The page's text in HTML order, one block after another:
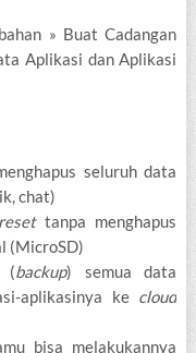
» Buat Cadangan
Aplikasi dan Aplikasi
seluruh data
chat)
tanpa menghapus
(MicroSD)
(backup) semua data
aplikasinya kecloud
bisa melakukannya